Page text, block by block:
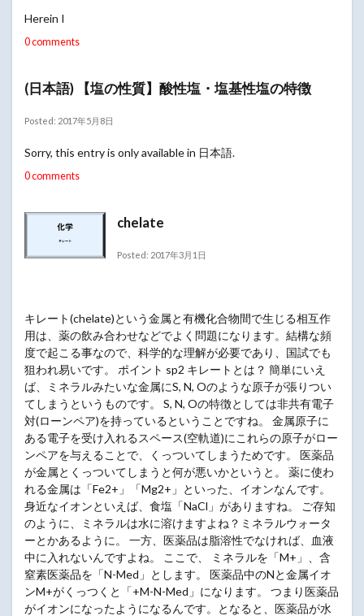
Herein I
0 comments
(日本語) 【塩の性質】酸性塩・塩基性塩の特徴
Posted: 2017年5月8日
Sorry, this entry is only available in 日本語.
0 comments
chelate
Posted: 2017年3月1日
キレート(chelate)という金属と有機化合物間で生じる相互作
用は、薬の飲み合わせなどでよく問題になります。結構な頻
度で起こる事なので、科学的な理解が必要であり、国試でも
狙われ易いです。 ポイント sp2 キレートとは？ 簡単にいえ
ば、ミネラルみたいな金属にS, N, Oのような原子が張りつい
てしまうというものです。 S, N, Oの特徴としては非共有電子
対(ローンペア)を持っているということですね。 金属原子に
ある電子を受け入れるスペース(空軌道)にこれらの原子がロー
ンペアを与えることで、くっついてしまうためです。 医薬品
が金属とくっついてしまうと何が悪いかというと。 薬に使わ
れる金属は「Fe2+」「Mg2+」といった、イオンなんです。
身近なイオンといえば、食塩「NaCl」がありますね。 ご存知
のように、ミネラルは水に溶けますよね？ミネラルウォータ
ーとかあるように。 一方、医薬品は脂溶性でなければ、血液
中に入れないんですよね。 ここで、 ミネラルを「M+」、含
窒素医薬品を「N-Med」とします。 医薬品中のNと金属イオ
ンM+がくっつくと「+M-N-Med」になります。 つまり医薬品
がイオンになったようになるんです。となると、医薬品が水